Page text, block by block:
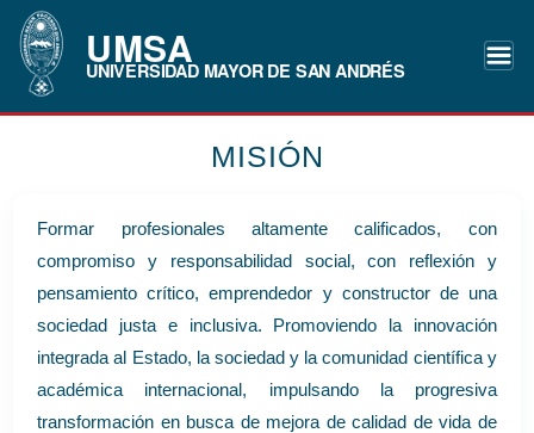
UMSA
UNIVERSIDAD MAYOR DE SAN ANDRÉS
MISIÓN
Formar profesionales altamente calificados, con
compromiso y responsabilidad social, con reflexión y
pensamiento crítico, emprendedor y constructor de una
sociedad justa e inclusiva. Promoviendo la innovación
integrada al Estado, la sociedad y la comunidad científica y
académica internacional, impulsando la progresiva
transformación en busca de mejora de calidad de vida de